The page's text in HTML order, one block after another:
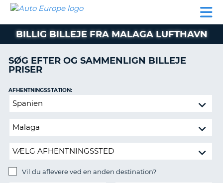
BILUDLEJNING
AUTOCAMPER
AUTO
EUROPE
BILUDLEJNING
AUTOCAMPER
LEJE
SUPPORT
MIN
BOOKING
DANMARK
BILLIG BILLEJE FRA MALAGA LUFTHAVN
SØG EFTER OG SAMMENLIGN BILLEJE
PRISER
Vil
aflevere
anden
destination?
AFHENTNINGSSTATION:
Vil du aflevere ved en anden destination?